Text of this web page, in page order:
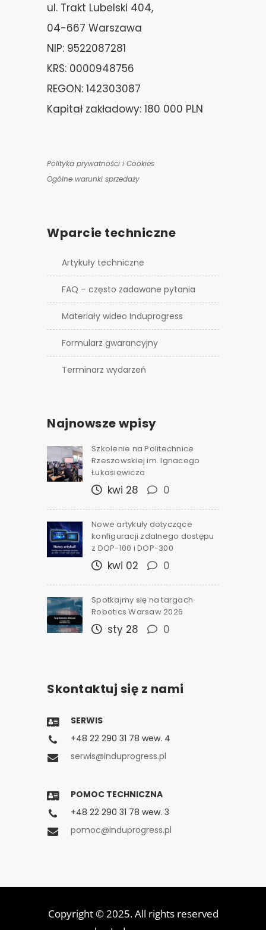
ul. Trakt Lubelski 404,
04-667 Warszawa
NIP: 9522087281
KRS: 0000948756
REGON: 142303087
Kapitał zakładowy: 180 000 PLN
Polityka prywatności i Cookies
Ogólne warunki sprzedaży
Wparcie techniczne
Artykuły techniczne
FAQ – często zadawane pytania
Materiały wideo Induprogress
Formularz gwarancyjny
Terminarz wydarzeń
Najnowsze wpisy
Szkolenie na Politechnice
Rzeszowskiej im. Ignacego
Łukasiewicza
kwi 28 0
Nowe artykuły dotyczące
konfiguracji zdalnego dostępu
z DOP-100 i DOP-300
kwi 02 0
Spotkajmy się na targach
Robotics Warsaw 2026
sty 28 0
Skontaktuj się z nami
SERWIS
+48 22 290 31 78 wew. 4
serwis@induprogress.pl
POMOC TECHNICZNA
+48 22 290 31 78 wew. 3
pomoc@induprogress.pl
Copyright © 2025. All rights reserved